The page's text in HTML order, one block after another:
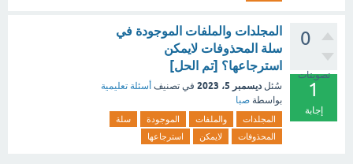
0
تصويتات
1
إجابة
المجلدات والملفات الموجودة في
سلة المحذوفات لايمكن
استرجاعها؟ [تم الحل]
سُئل ديسمبر 5، 2023 في تصنيف أسئلة تعليمية
بواسطة صبا
المجلدات والملفات الموجودة
سلة
المحذوفات
لايمكن استرجاعها